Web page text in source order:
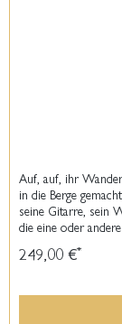
Auf, auf, ihr
in die Berge
seine Gitarre, sein
die eine oder andere
249,00 €*